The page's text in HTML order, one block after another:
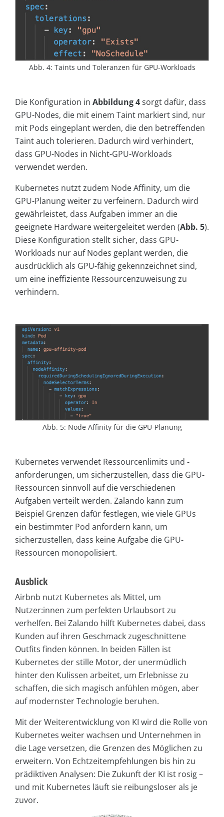
Abb. 4: Taints und Toleranzen für GPU-Workloads
Die Konfiguration in Abbildung 4sorgt dafür, dass
GPU-Nodes, die mit einem Taint markiert sind, nur
mit Pods eingeplant werden, die den betreffenden
Taint auch tolerieren. Dadurch wird verhindert,
dass GPU-Nodes in Nicht-GPU-Workloads
verwendet werden.
Kubernetes nutzt zudem Node Affinity, um die
GPU-Planung weiter zu verfeinern. Dadurch wird
gewährleistet, dass Aufgaben immer an die
geeignete Hardware weitergeleitet werden (Abb. 5).
Diese Konfiguration stellt sicher, dass GPU-
Workloads nur auf Nodes geplant werden, die
ausdrücklich als GPU-fähig gekennzeichnet sind,
um eine ineffiziente Ressourcenzuweisung zu
verhindern.
Abb. 5: Node Affinity für die GPU-Planung
Kubernetes verwendet Ressourcenlimits und -
anforderungen, um sicherzustellen, dass die GPU-
Ressourcen sinnvoll auf die verschiedenen
Aufgaben verteilt werden. Zalando kann zum
Beispiel Grenzen dafür festlegen, wie viele GPUs
ein bestimmter Pod anfordern kann, um
sicherzustellen, dass keine Aufgabe die GPU-
Ressourcen monopolisiert.
Ausblick
Airbnb nutzt Kubernetes als Mittel, um
Nutzer:innen zum perfekten Urlaubsort zu
verhelfen. Bei Zalando hilft Kubernetes dabei, dass
Kunden auf ihren Geschmack zugeschnittene
Outfits finden können. In beiden Fällen ist
Kubernetes der stille Motor, der unermüdlich
hinter den Kulissen arbeitet, um Erlebnisse zu
schaffen, die sich magisch anfühlen mögen, aber
auf modernster Technologie beruhen.
Mit der Weiterentwicklung von KI wird die Rolle von
Kubernetes weiter wachsen und Unternehmen in
die Lage versetzen, die Grenzen des Möglichen zu
erweitern. Von Echtzeitempfehlungen bis hin zu
prädiktiven Analysen: Die Zukunft der KI ist rosig –
und mit Kubernetes läuft sie reibungsloser als je
zuvor.